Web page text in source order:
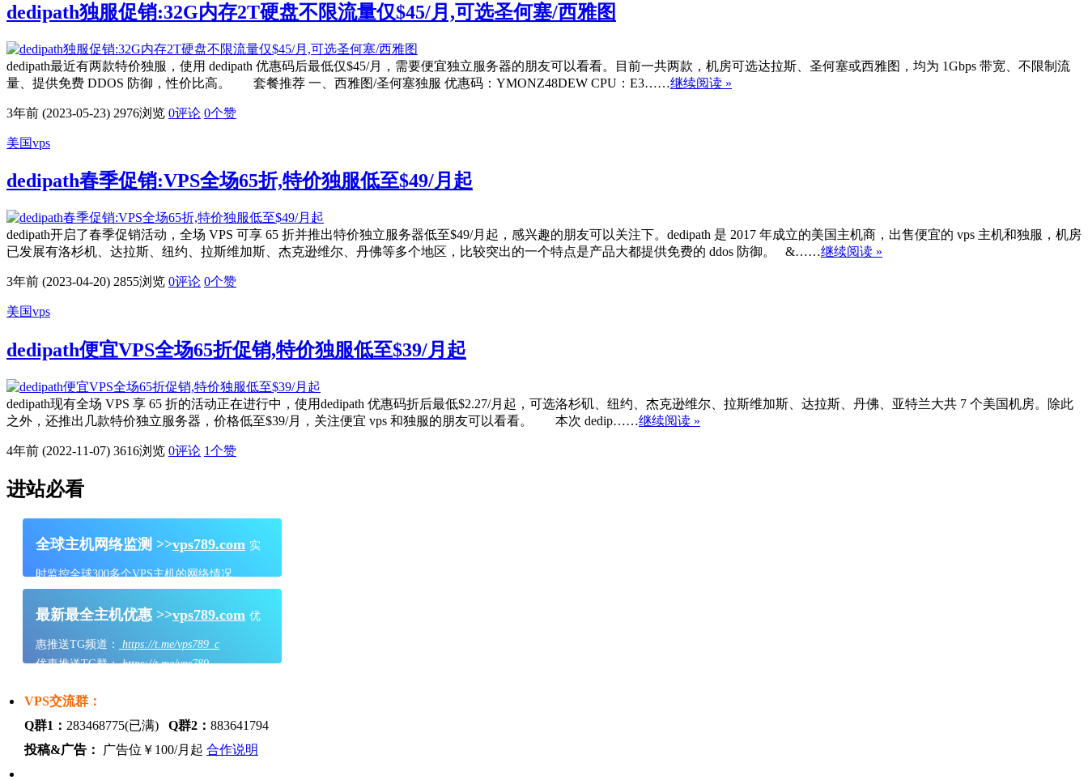
dedipath独服促销:32G内存2T硬盘不限流量仅$45/月,可选圣何塞/西雅图
dedipath最近有两款特价独服，使用 dedipath 优惠码后最低仅$45/月，需要便宜独立服务器的朋友可以看看。目前一共两款，机房可选达拉斯、圣何塞或西雅图，均为 1Gbps 带宽、不限制流
量、提供免费 DDOS 防御，性价比高。 套餐推荐 一、西雅图/圣何塞独服 优惠码：YMONZ48DEW CPU：E3……继续阅读 »
3年前 (2023-05-23) 2976浏览 0评论 0个赞
美国vps
dedipath春季促销:VPS全场65折,特价独服低至$49/月起
dedipath开启了春季促销活动，全场 VPS 可享 65 折并推出特价独立服务器低至$49/月起，感兴趣的朋友可以关注下。dedipath 是 2017 年成立的美国主机商，出售便宜的 vps 主机和独服，机房
已发展有洛杉机、达拉斯、纽约、拉斯维加斯、杰克逊维尔、丹佛等多个地区，比较突出的一个特点是产品大都提供免费的 ddos 防御。 &……继续阅读 »
3年前 (2023-04-20) 2855浏览 0评论 0个赞
美国vps
dedipath便宜VPS全场65折促销,特价独服低至$39/月起
dedipath现有全场 VPS 享 65 折的活动正在进行中，使用dedipath 优惠码折后最低$2.27/月起，可选洛杉矶、纽约、杰克逊维尔、拉斯维加斯、达拉斯、丹佛、亚特兰大共 7 个美国机房。除此
之外，还推出几款特价独立服务器，价格低至$39/月，关注便宜 vps 和独服的朋友可以看看。 本次 dedip……继续阅读 »
4年前 (2022-11-07) 3616浏览 0评论 1个赞
进站必看
全球主机网络监测 >>vps789.com 实
时监控全球300多个VPS主机的网络情况
最新最全主机优惠 >>vps789.com 优
惠推送TG频道：
https://t.me/vps789_c
优惠推送TG群：https://t.me/vps789
VPS交流群：
Q群1： 283468775(已满) Q群2： 883641794
投稿&广告：
广告位￥100/月起 合作说明